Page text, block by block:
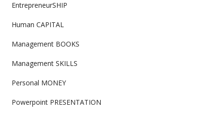
EntrepreneurSHIP
Human CAPITAL
Management BOOKS
Management SKILLS
Personal MONEY
Powerpoint PRESENTATION